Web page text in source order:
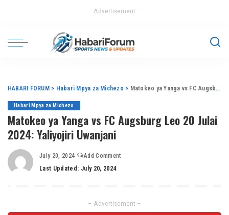
– Advertisement –
HABARI FORUM > Habari Mpya za Michezo > Matokeo ya Yanga vs FC Augsburg Leo 20 Julai 2024: Yaliyojiri Uwanjani
Habari Mpya za Michezo
Matokeo ya Yanga vs FC Augsburg Leo 20 Julai
2024: Yaliyojiri Uwanjani
July 20, 2024
Add Comment
Last Updated: July 20, 2024
– Advertisement –